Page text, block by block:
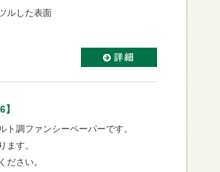
ルした表面
調ファンシーペーパーです。
ます。
ださい。